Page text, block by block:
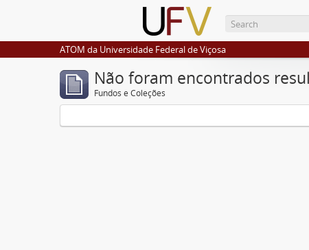
ATOM da Universidade Federal de Viçosa
Não foram encontrados
Fundos e Coleções